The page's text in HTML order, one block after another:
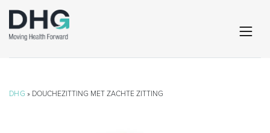
DHG » DOUCHEZITTING MET ZACHTE ZITTING